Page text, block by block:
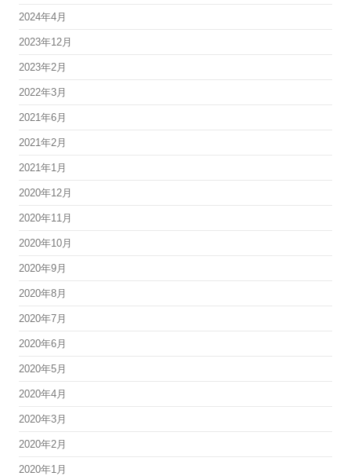
2024年4月
2023年12月
2023年2月
2022年3月
2021年6月
2021年2月
2021年1月
2020年12月
2020年11月
2020年10月
2020年9月
2020年8月
2020年7月
2020年6月
2020年5月
2020年4月
2020年3月
2020年2月
2020年1月